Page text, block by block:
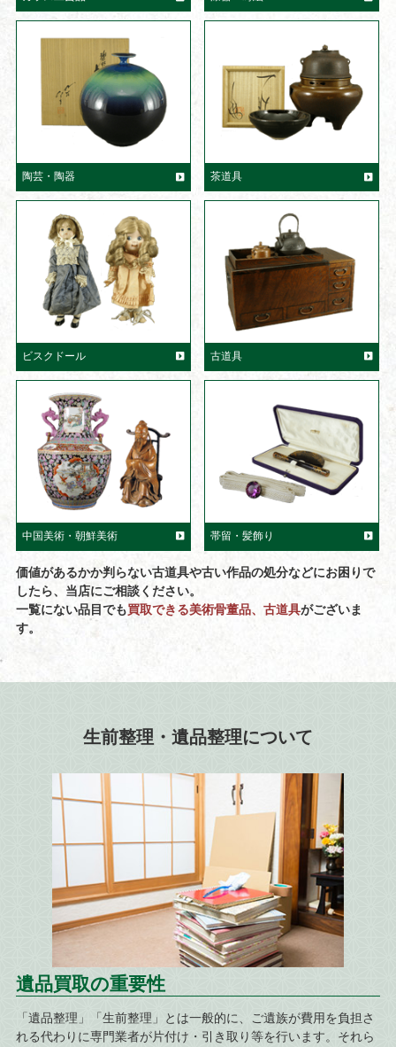
陶芸・陶器 茶道具
ビスクドール 古道具
中国美術・朝鮮美術 帯留・髪飾り
価値があるかか判らない古道具や古い作品の処分などにお困りで
したら、当店にご相談ください。
一覧にない品目でも買取できる美術骨董品、古道具がございま
す。
生前整理・遺品整理について
遺品買取の重要性
「遺品整理」「生前整理」とは一般的に、ご遺族が費用を負担さ
れる代わりに専門業者が片付け・引き取り等を行います。それら